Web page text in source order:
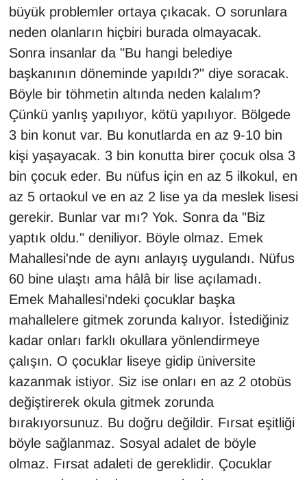
büyük problemler ortaya çıkacak. O sorunlara
neden olanların hiçbiri burada olmayacak.
Sonra insanlar da "Bu hangi belediye
başkanının döneminde yapıldı?" diye soracak.
Böyle bir töhmetin altında neden kalalım?
Çünkü yanlış yapılıyor, kötü yapılıyor. Bölgede
3 bin konut var. Bu konutlarda en az 9-10 bin
kişi yaşayacak. 3 bin konutta birer çocuk olsa 3
bin çocuk eder. Bu nüfus için en az 5 ilkokul, en
az 5 ortaokul ve en az 2 lise ya da meslek lisesi
gerekir. Bunlar var mı? Yok. Sonra da "Biz
yaptık oldu." deniliyor. Böyle olmaz. Emek
Mahallesi'nde de aynı anlayış uygulandı. Nüfus
60 bine ulaştı ama hâlâ bir lise açılamadı.
Emek Mahallesi'ndeki çocuklar başka
mahallelere gitmek zorunda kalıyor. İstediğiniz
kadar onları farklı okullara yönlendirmeye
çalışın. O çocuklar liseye gidip üniversite
kazanmak istiyor. Siz ise onları en az 2 otobüs
değiştirerek okula gitmek zorunda
bırakıyorsunuz. Bu doğru değildir. Fırsat eşitliği
böyle sağlanmaz. Sosyal adalet de böyle
olmaz. Fırsat adaleti de gereklidir. Çocuklar